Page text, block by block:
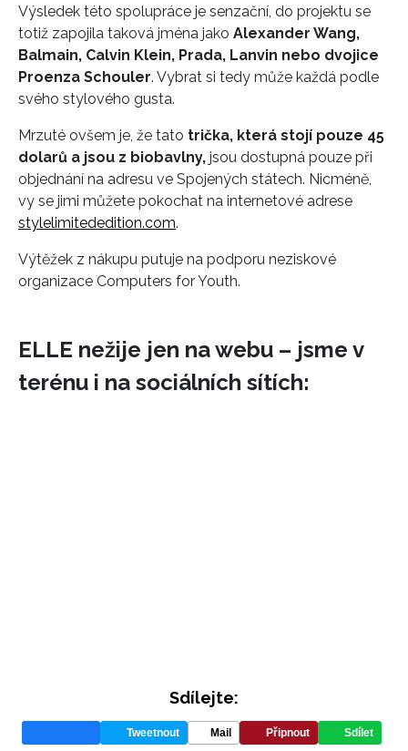
Výsledek této spolupráce je senzační, do projektu se
totiž zapojila taková jména jako Alexander Wang,
Balmain, Calvin Klein, Prada, Lanvin nebo dvojice
Proenza Schouler. Vybrat si tedy může každá podle
svého stylového gusta.
Mrzuté ovšem je, že tato trička, která stojí pouze 45
dolarů a jsou z biobavlny, jsou dostupná pouze při
objednání na adresu ve Spojených státech. Nicméně,
vy se jimi můžete pokochat na internetové adrese
stylelimitededition.com.
Výtěžek z nákupu putuje na podporu neziskové
organizace Computers for Youth.
ELLE nežije jen na webu – jsme v
terénu i na sociálních sítích:
Sdílejte:
Tweetnout Mail Připnout Sdílet